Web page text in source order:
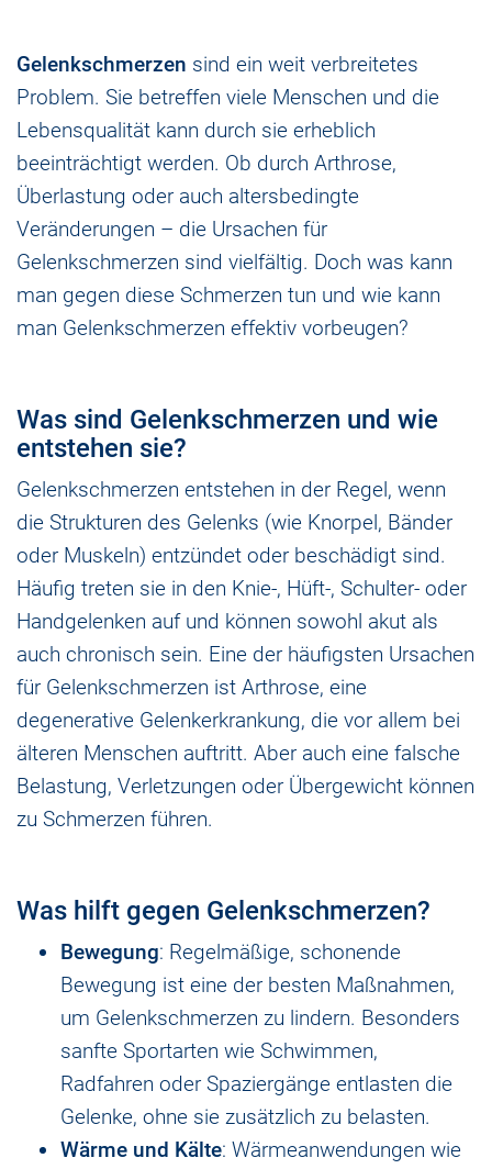
Gelenkschmerzen sind ein weit verbreitetes
Problem. Sie betreffen viele Menschen und die
Lebensqualität kann durch sie erheblich
beeinträchtigt werden. Ob durch Arthrose,
Überlastung oder auch altersbedingte
Veränderungen – die Ursachen für
Gelenkschmerzen sind vielfältig. Doch was kann
man gegen diese Schmerzen tun und wie kann
man Gelenkschmerzen effektiv vorbeugen?
Was sind Gelenkschmerzen und wie
entstehen sie?
Gelenkschmerzen entstehen in der Regel, wenn
die Strukturen des Gelenks (wie Knorpel, Bänder
oder Muskeln) entzündet oder beschädigt sind.
Häufig treten sie in den Knie-, Hüft-, Schulter- oder
Handgelenken auf und können sowohl akut als
auch chronisch sein. Eine der häufigsten Ursachen
für Gelenkschmerzen ist Arthrose, eine
degenerative Gelenkerkrankung, die vor allem bei
älteren Menschen auftritt. Aber auch eine falsche
Belastung, Verletzungen oder Übergewicht können
zu Schmerzen führen.
Was hilft gegen Gelenkschmerzen?
Bewegung: Regelmäßige, schonende
Bewegung ist eine der besten Maßnahmen,
um Gelenkschmerzen zu lindern. Besonders
sanfte Sportarten wie Schwimmen,
Radfahren oder Spaziergänge entlasten die
Gelenke, ohne sie zusätzlich zu belasten.
Wärme und Kälte: Wärmeanwendungen wie